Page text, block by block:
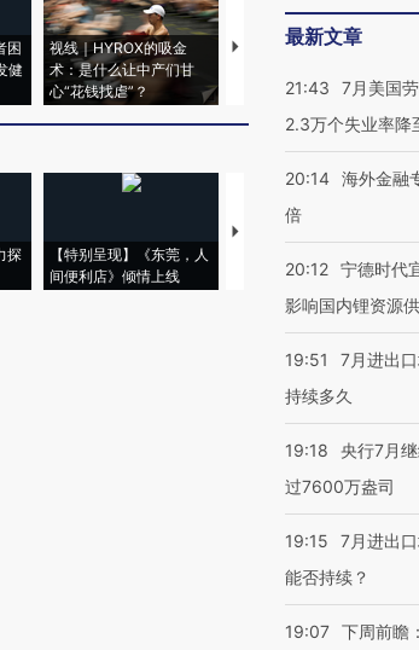
困
健
视线｜HYROX的吸金
术：是什么让中产们甘
心“花钱找虐”？
马航飞行员跨国走私7万
探
【特别呈现】《东莞，人
间便利店》倾情上线
【推广】走进第四届链博
最新文章
21:43
7月美国
2.3万个失业率降
20:14 海外金融
倍
20:12 宁德时代
影响国内锂资源
19:51
7月进出
持续多久
19:18
央行7月
过7600万盎司
19:15
7月进出
能否持续？
19:07 下周前瞻